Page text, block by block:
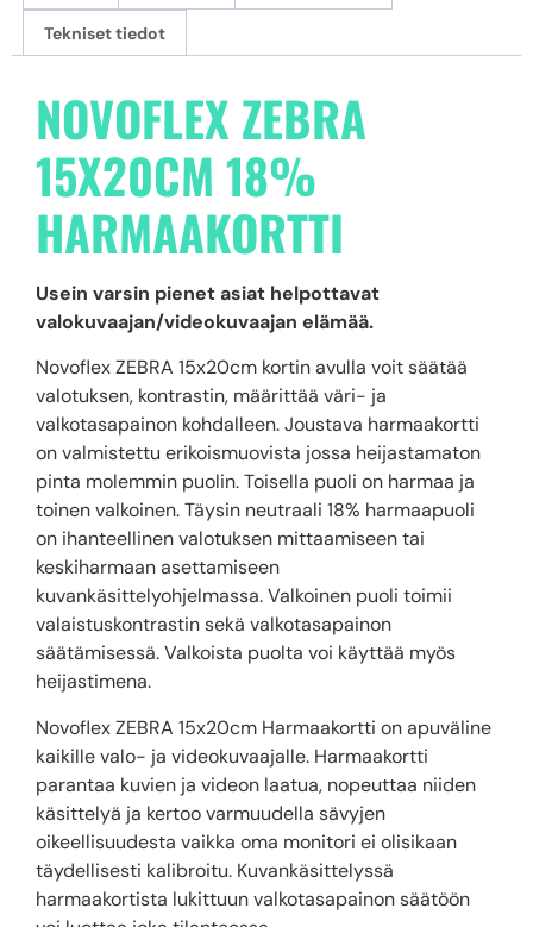
Tekniset tiedot
NOVOFLEX ZEBRA
15X20CM 18%
HARMAAKORTTI
Usein varsin pienet asiat helpottavat
valokuvaajan/videokuvaajan elämää.
Novoflex ZEBRA 15x20cm kortin avulla voit säätää
valotuksen, kontrastin, määrittää väri- ja
valkotasapainon kohdalleen. Joustava harmaakortti
on valmistettu erikoismuovista jossa heijastamaton
pinta molemmin puolin. Toisella puoli on harmaa ja
toinen valkoinen. Täysin neutraali 18% harmaapuoli
on ihanteellinen valotuksen mittaamiseen tai
keskiharmaan asettamiseen
kuvankäsittelyohjelmassa. Valkoinen puoli toimii
valaistuskontrastin sekä valkotasapainon
säätämisessä. Valkoista puolta voi käyttää myös
heijastimena.
Novoflex ZEBRA 15x20cm Harmaakortti on apuväline
kaikille valo- ja videokuvaajalle. Harmaakortti
parantaa kuvien ja videon laatua, nopeuttaa niiden
käsittelyä ja kertoo varmuudella sävyjen
oikeellisuudesta vaikka oma monitori ei olisikaan
täydellisesti kalibroitu. Kuvankäsittelyssä
harmaakortista lukittuun valkotasapainon säätöön